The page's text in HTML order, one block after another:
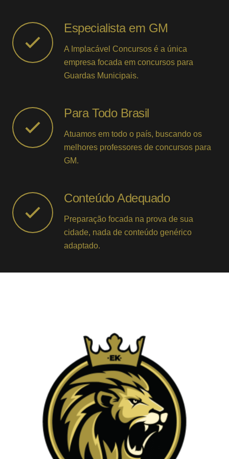
Especialista em GM
A Implacável Concursos é a única
empresa focada em concursos para
Guardas Municipais.
Para Todo Brasil
Atuamos em todo o país, buscando os
melhores professores de concursos para
GM.
Conteúdo Adequado
Preparação focada na prova de sua
cidade, nada de conteúdo genérico
adaptado.